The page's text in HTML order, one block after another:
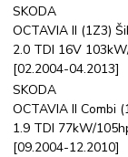
SKODA
OCTAVIA II (1Z3)
2.0 TDI 16V
[02.2004-04.2013]
SKODA
OCTAVIA II Combi
1.9 TDI 77kW/
[09.2004-12.2010]